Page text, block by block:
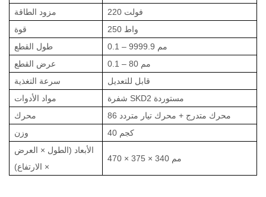
مزود الطاقة
220 فولت
قوة
250 واط
طول القطع
0.1 – 9999.9 مم
عرض القطع
0.1 – 80 مم
سرعة التغذية
قابل للتعديل
مواد الأدوات
شفرة SKD2 مستوردة
محرك
86 محرك متدرج + محرك تيار متردد
وزن
40 كجم
الأبعاد (الطول × العرض
× الارتفاع)
470 × 375 × 340 مم